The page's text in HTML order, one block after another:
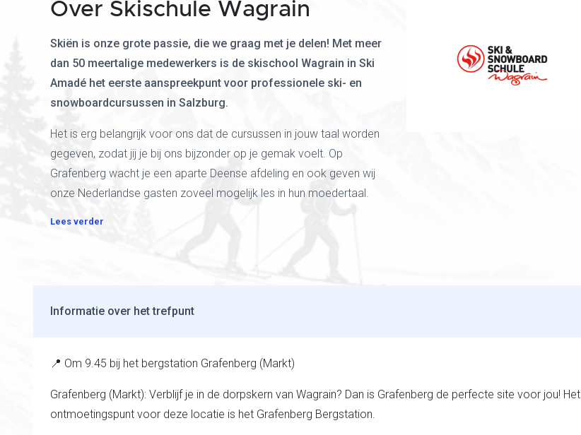
Over Skischule Wagrain
Skiën is onze grote passie, die we graag met je delen! Met meer
dan 50 meertalige medewerkers is de skischool Wagrain in Ski
Amadé het eerste aanspreekpunt voor professionele ski- en
snowboardcursussen in Salzburg.
Het is erg belangrijk voor ons dat de cursussen in jouw taal worden
gegeven, zodat jij je bij ons bijzonder op je gemak voelt. Op
Grafenberg wacht je een aparte Deense afdeling en ook geven wij
onze Nederlandse gasten zoveel mogelijk les in hun moedertaal.
Lees verder
Informatie over het trefpunt
📍 Om 9.45 bij het bergstation Grafenberg (Markt)
Grafenberg (Markt): Verblijf je in de dorpskern van Wagrain? Dan is Grafenberg de perfecte site voor jou! Het
ontmoetingspunt voor deze locatie is het Grafenberg Bergstation.